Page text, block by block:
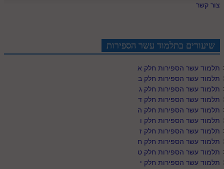
צור קשר
שיעורים בתלמוד עשר הספירות
תלמוד עשר הספירות חלק א
תלמוד עשר הספירות חלק ב
תלמוד עשר הספירות חלק ג
תלמוד עשר הספירות חלק ד
תלמוד עשר הספירות חלק ה
תלמוד עשר הספירות חלק ו
תלמוד עשר הספירות חלק ז
תלמוד עשר הספירות חלק ח
תלמוד עשר הספירות חלק ט
תלמוד עשר הספירות חלק י